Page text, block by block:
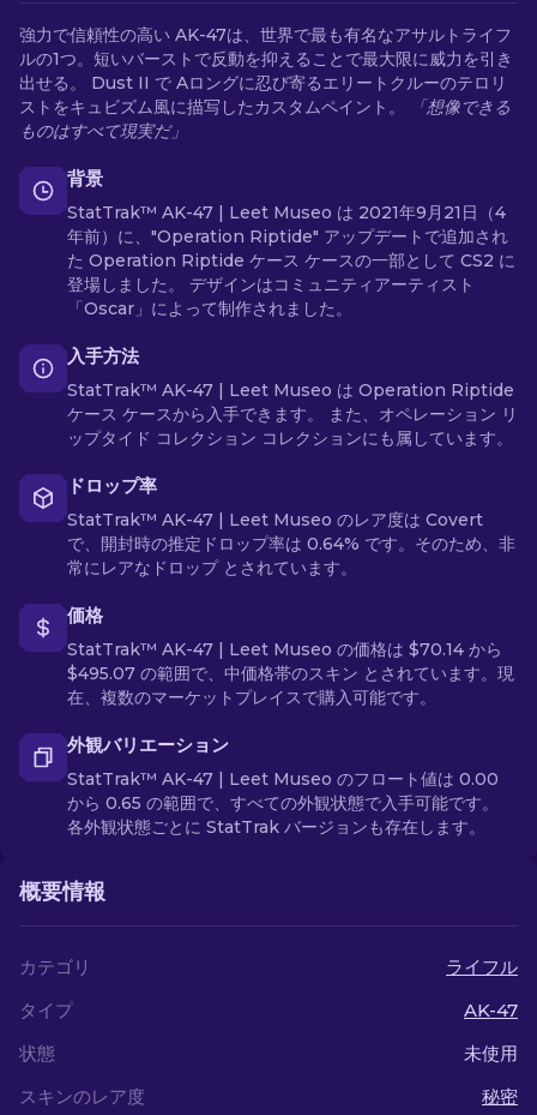
強力で信頼性の高い AK-47は、世界で最も有名なアサルトライフ
ルの1つ。短いバーストで反動を抑えることで最大限に威力を引き
出せる。 Dust II で Aロングに忍び寄るエリートクルーのテロリ
ストをキュビズム風に描写したカスタムペイント。
「想像できる
ものはすべて現実だ」
背景
StatTrak™ AK-47 | Leet Museo は 2021年9月21日（4
年前）に、"Operation Riptide" アップデートで追加され
た Operation Riptide ケース ケースの一部として CS2 に
登場しました。 デザインはコミュニティアーティスト
「Oscar」によって制作されました。
入手方法
StatTrak™ AK-47 | Leet Museo は Operation Riptide
ケース ケースから入手できます。 また、オペレーション リ
ップタイド コレクション コレクションにも属しています。
ドロップ率
StatTrak™ AK-47 | Leet Museo のレア度は Covert
で、開封時の推定ドロップ率は 0.64% です。そのため、非
常にレアなドロップ とされています。
価格
StatTrak™ AK-47 | Leet Museo の価格は $70.14 から
$495.07 の範囲で、中価格帯のスキン とされています。現
在、複数のマーケットプレイスで購入可能です。
外観バリエーション
StatTrak™ AK-47 | Leet Museo のフロート値は 0.00
から 0.65 の範囲で、すべての外観状態で入手可能です。
各外観状態ごとに StatTrak バージョンも存在します。
概要情報
カテゴリ
ライフル
タイプ
AK-47
状態
未使用
スキンのレア度
秘密